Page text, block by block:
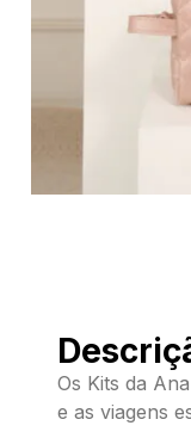
Os Kits da
e as viagens